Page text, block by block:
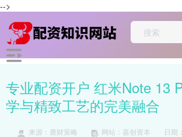
-->
专业配资开户 红米Note 13
学与精致工艺的完美融合
来源：鹿财策略 网站：嘉创资本
日期